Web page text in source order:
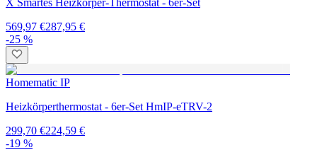
569,97 €287,95 €
-25 %
Homematic IP
Heizkörperthermostat - 6er-Set HmIP-eTRV-2
299,70 €224,59 €
-19 %